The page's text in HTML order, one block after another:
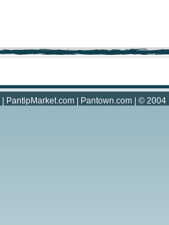
PantipMarket.com Pantown.com | © 2004